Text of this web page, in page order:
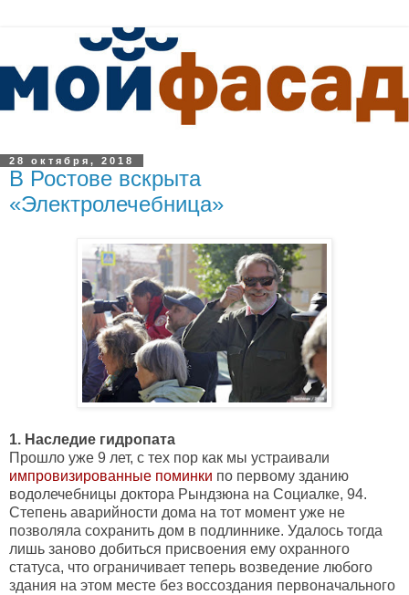
28 октября, 2018
В Ростове вскрыта
«Электролечебница»
1. Наследие гидропата
Прошло уже 9 лет, с тех пор как мы устраивали
импровизированные поминки по первому зданию
водолечебницы доктора Рындзюна на Социалке, 94.
Степень аварийности дома на тот момент уже не
позволяла сохранить дом в подлиннике. Удалось тогда
лишь заново добиться присвоения ему охранного
статуса, что ограничивает теперь возведение любого
здания на этом месте без воссоздания первоначального